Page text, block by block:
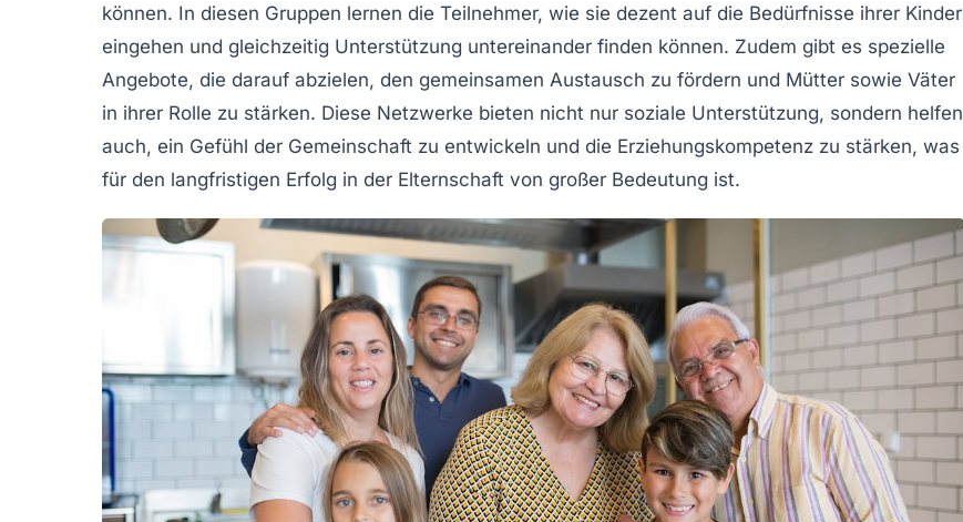
können. In diesen Gruppen lernen die Teilnehmer, wie sie dezent auf die Bedürfnisse ihrer Kinder
eingehen und gleichzeitig Unterstützung untereinander finden können. Zudem gibt es spezielle
Angebote, die darauf abzielen, den gemeinsamen Austausch zu fördern und Mütter sowie Väter
in ihrer Rolle zu stärken. Diese Netzwerke bieten nicht nur soziale Unterstützung, sondern helfen
auch, ein Gefühl der Gemeinschaft zu entwickeln und die Erziehungskompetenz zu stärken, was
für den langfristigen Erfolg in der Elternschaft von großer Bedeutung ist.